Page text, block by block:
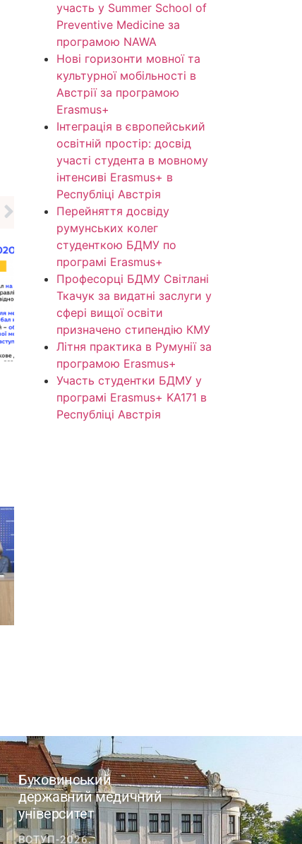
участь у Summer School of
Preventive Medicine за
програмою NAWA
Нові горизонти мовної та
культурної мобільності в
Австрії за програмою
Erasmus+
Інтеграція в європейський
освітній простір: досвід
участі студента в мовному
інтенсиві Erasmus+ в
Республіці Австрія
Перейняття досвіду
румунських колег
студенткою БДМУ по
програмі Erasmus+
Професорці БДМУ Світлані
Ткачук за видатні заслуги у
сфері вищої освіти
призначено стипендію КМУ
Літня практика в Румунії за
програмою Erasmus+
Участь студентки БДМУ у
програмі Erasmus+ KA171 в
Республіці Австрія
Буковинський
державний медичний
університет
ВСТУП-2026.